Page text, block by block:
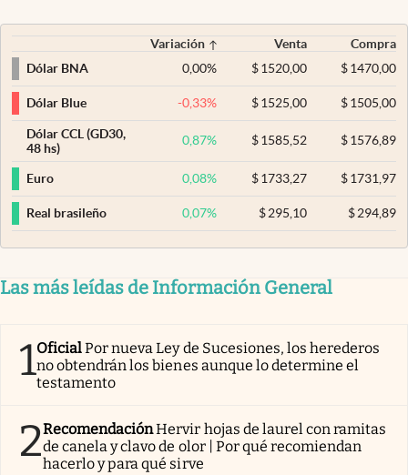
Variación Venta
Compra
Dólar BNA
0,00% $ 1520,00 $1470,00
Dólar Blue -0,33% $ 1525,00 $1505,00
Dólar CCL (GD30,
48 hs)
0,87% $ 1585,52 $1576,89
Euro 0,08% $ 1733,27 $1731,97
Real brasileño 0,07% $ 295,10 $294,89
Las más leídas de Información General
1OficialPor nueva Ley de Sucesiones, los herederos
no obtendrán los bienes aunque lo determine el
testamento
2RecomendaciónHervir hojas de laurel con ramitas
de canela y clavo de olor | Por qué recomiendan
hacerlo y para qué sirve